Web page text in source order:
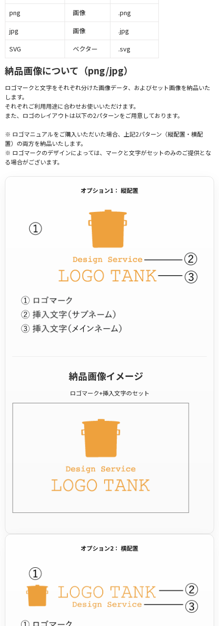
png
画像
.png
jpg
画像
.jpg
SVG
ベクター .svg
納品画像について（png/jpg）
ロゴマークと文字をそれぞれ分けた画像データ、およびセット画像を納品いた
します。
それぞれご利用用途に合わせお使いいただけます。
また、ロゴのレイアウトは以下の2パターンをご用意しております。
※ ロゴマニュアルをご購入いただいた場合、上記2パターン（縦配置・横配
置）の両方を納品いたします。
※ ロゴマークのデザインによっては、マークと文字がセットのみのご提供とな
る場合がございます。
オプション1： 縦配置
納品画像イメージ
ロゴマーク+挿入文字のセット
オプション2： 横配置